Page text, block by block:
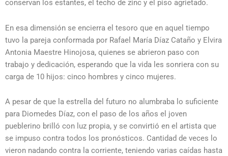
conservan los estantes, el techo de zinc y el piso agrietado.
En esa dimensión se encierra el tesoro que en aquel tiempo
tuvo la pareja conformada por Rafael María Díaz Cataño y Elvira
Antonia Maestre Hinojosa, quienes se abrieron paso con
trabajo y dedicación, esperando que la vida les sonriera con su
carga de 10 hijos: cinco hombres y cinco mujeres.
A pesar de que la estrella del futuro no alumbraba lo suficiente
para Diomedes Díaz, con el paso de los años el joven
pueblerino brilló con luz propia, y se convirtió en el artista que
se impuso contra todos los pronósticos. Cantidad de veces lo
vieron nadando contra la corriente, teniendo varias caídas hasta